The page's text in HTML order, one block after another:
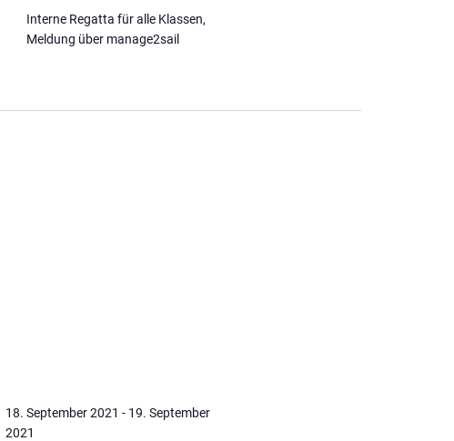
Interne Regatta für alle Klassen,
Meldung über manage2sail
18. September 2021 - 19. September
2021